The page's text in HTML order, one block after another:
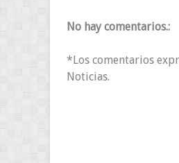
No hay comentarios.:
*Los comentarios
Noticias.